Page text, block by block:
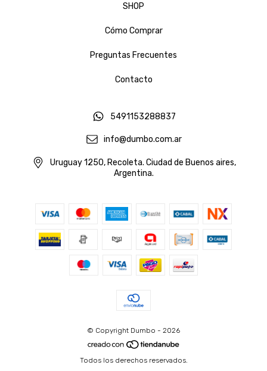
SHOP
Cómo Comprar
Preguntas Frecuentes
Contacto
5491153288837
info@dumbo.com.ar
Uruguay 1250, Recoleta. Ciudad de Buenos aires,
Argentina.
© Copyright Dumbo - 2026
Todos los derechos reservados.